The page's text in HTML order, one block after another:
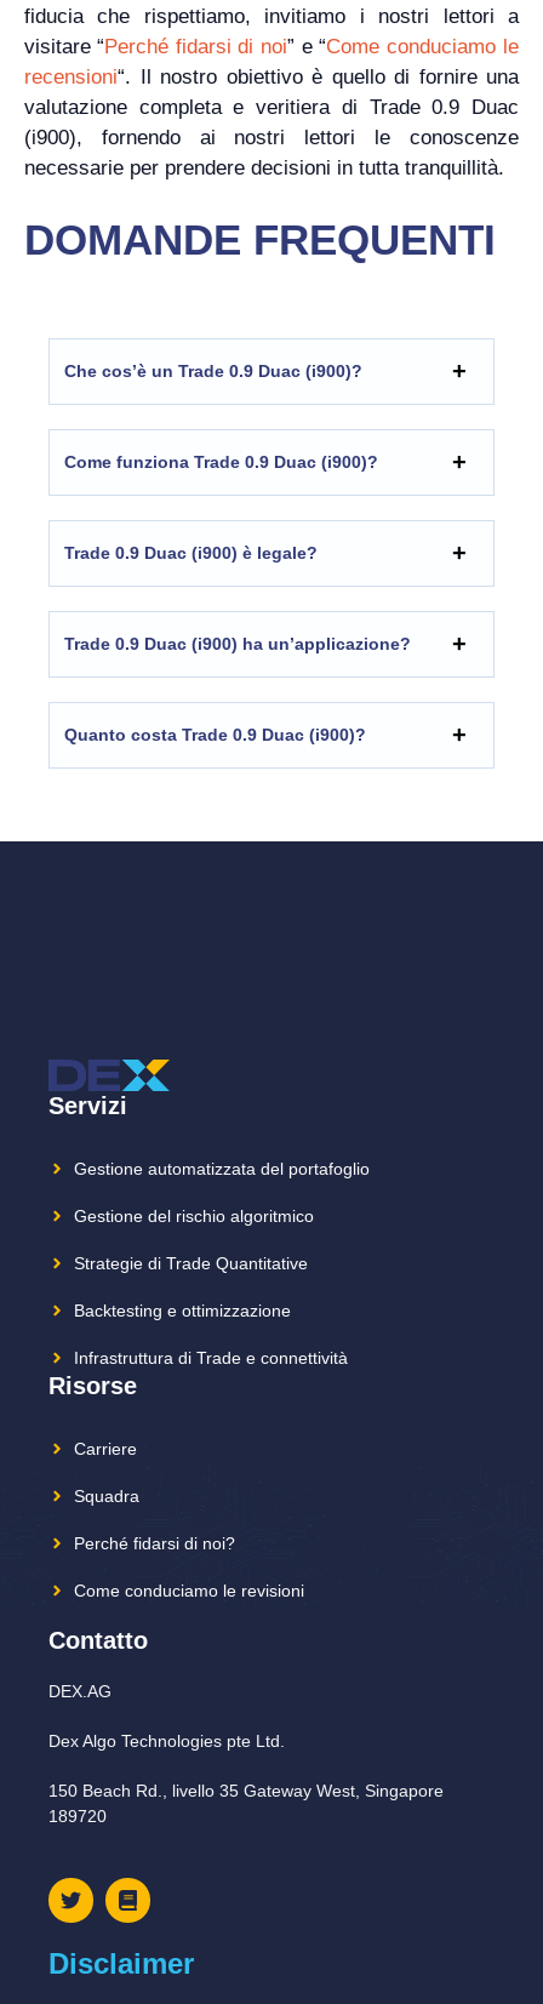
fiducia che rispettiamo, invitiamo i nostri lettori a
visitare “Perché fidarsi di noi” e “Come conduciamo le
recensioni“. Il nostro obiettivo è quello di fornire una
valutazione completa e veritiera di Trade 0.9 Duac
(i900), fornendo ai nostri lettori le conoscenze
necessarie per prendere decisioni in tutta tranquillità.
DOMANDE FREQUENTI
Che cos’è un Trade 0.9 Duac (i900)?
Come funziona Trade 0.9 Duac (i900)?
Trade 0.9 Duac (i900) è legale?
Trade 0.9 Duac (i900) ha un’applicazione?
Quanto costa Trade 0.9 Duac (i900)?
Servizi
Gestione automatizzata del portafoglio
Gestione del rischio algoritmico
Strategie di Trade Quantitative
Backtesting e ottimizzazione
Infrastruttura di Trade e connettività
Risorse
Carriere
Squadra
Perché fidarsi di noi?
Come conduciamo le revisioni
Contatto
DEX.AG
Dex Algo Technologies pte Ltd.
150 Beach Rd., livello 35 Gateway West, Singapore
189720
Disclaimer